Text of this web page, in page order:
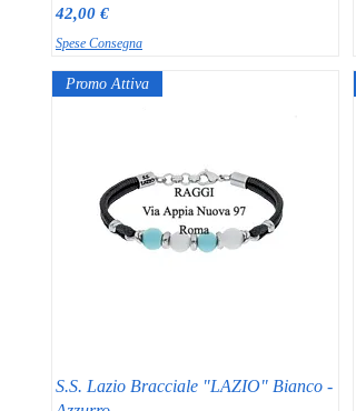
Prezzo
42,00 €
Spese Consegna
Promo Attiva
S.S. Lazio Bracciale "LAZIO" Bianco -